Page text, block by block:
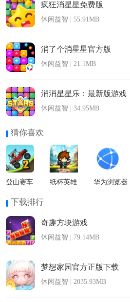
疯狂消星星免费版
休闲益智 | 55.91MB
消了个消星星官方版
休闲益智 | 21.1MB
消消星星乐：最新版游戏
休闲益智 | 34.95MB
猜你喜欢
登山赛车2国际服 纸杯英雄最新版 华为浏览器
下载排行
奇趣方块游戏
休闲益智 | 79.14MB
梦想家园官方正版下载
休闲益智 | 2035.93MB